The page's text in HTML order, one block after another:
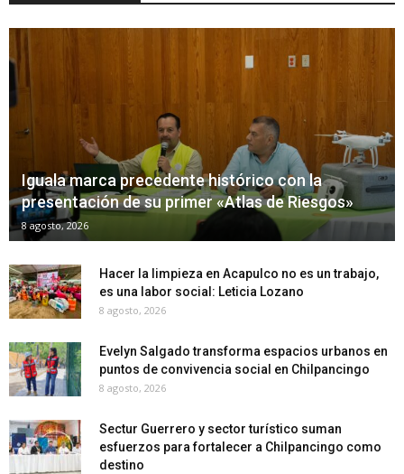
Iguala marca precedente histórico con la
presentación de su primer «Atlas de Riesgos»
8 agosto, 2026
Hacer la limpieza en Acapulco no es un trabajo,
es una labor social: Leticia Lozano
8 agosto, 2026
Evelyn Salgado transforma espacios urbanos en
puntos de convivencia social en Chilpancingo
8 agosto, 2026
Sectur Guerrero y sector turístico suman
esfuerzos para fortalecer a Chilpancingo como
destino